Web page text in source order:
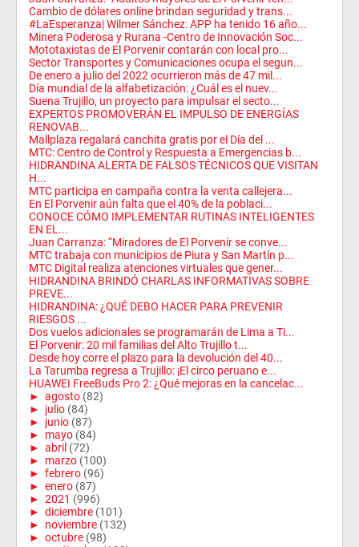
Cambio de dólares online brindan seguridad y trans...
#LaEsperanza| Wilmer Sánchez: APP ha tenido 16 año...
Minera Poderosa y Rurana -Centro de Innovación Soc...
Mototaxistas de El Porvenir contarán con local pro...
Sector Transportes y Comunicaciones ocupa el segun...
De enero a julio del 2022 ocurrieron más de 47 mil...
Día mundial de la alfabetización: ¿Cuál es el nuev...
Suena Trujillo, un proyecto para impulsar el secto...
EXPERTOS PROMOVERÁN EL IMPULSO DE ENERGÍAS
RENOVAB...
Mallplaza regalará canchita gratis por el Día del ...
MTC: Centro de Control y Respuesta a Emergencias b...
HIDRANDINA ALERTA DE FALSOS TÉCNICOS QUE VISITAN
H...
MTC participa en campaña contra la venta callejera...
En El Porvenir aún falta que el 40% de la poblaci...
CONOCE CÓMO IMPLEMENTAR RUTINAS INTELIGENTES
EN EL...
Juan Carranza: “Miradores de El Porvenir se conve...
MTC trabaja con municipios de Piura y San Martín p...
MTC Digital realiza atenciones virtuales que gener...
HIDRANDINA BRINDÓ CHARLAS INFORMATIVAS SOBRE
PREVE...
HIDRANDINA: ¿QUÉ DEBO HACER PARA PREVENIR
RIESGOS ...
Dos vuelos adicionales se programarán de Lima a Ti...
El Porvenir: 20 mil familias del Alto Trujillo t...
Desde hoy corre el plazo para la devolución del 40...
La Tarumba regresa a Trujillo: ¡El circo peruano e...
HUAWEI FreeBuds Pro 2: ¿Qué mejoras en la cancelac...
► agosto (82)
► julio (84)
► junio (87)
► mayo (84)
► abril (72)
► marzo (100)
► febrero (96)
► enero (87)
► 2021 (996)
► diciembre (101)
► noviembre (132)
► octubre (98)